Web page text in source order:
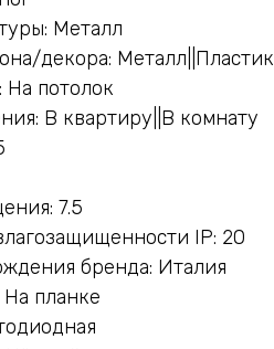
Металл
декора: Металл||Пластик
потолок
В квартиру||В комнату
7.5
IP: 20
бренда: Италия
планке